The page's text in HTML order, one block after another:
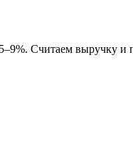
Считаем выручку и